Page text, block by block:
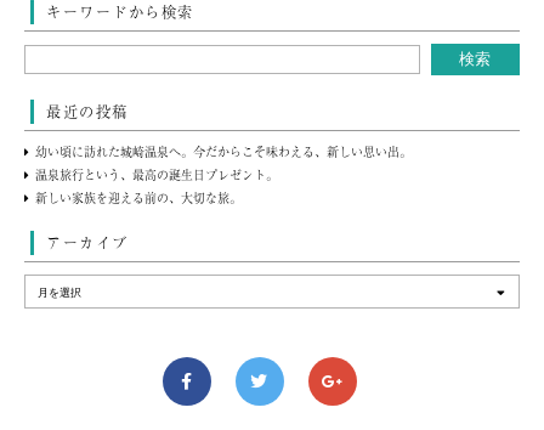
キーワードから検索
最近の投稿
幼い頃に訪れた城崎温泉へ。今だからこそ味わえる、新しい思い出。
温泉旅行という、最高の誕生日プレゼント。
新しい家族を迎える前の、大切な旅。
アーカイブ